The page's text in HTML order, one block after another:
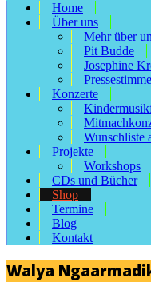
Home
Über uns
Mehr über
Pit Budde
Josephine
Konzerte
Wunschliste
Projekte
Workshops
CDs und Bücher
Shop
Termine
Blog
Kontakt
Walya